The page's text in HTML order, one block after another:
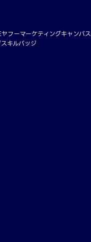
フーマーケティングキャンパス
キルバッジ